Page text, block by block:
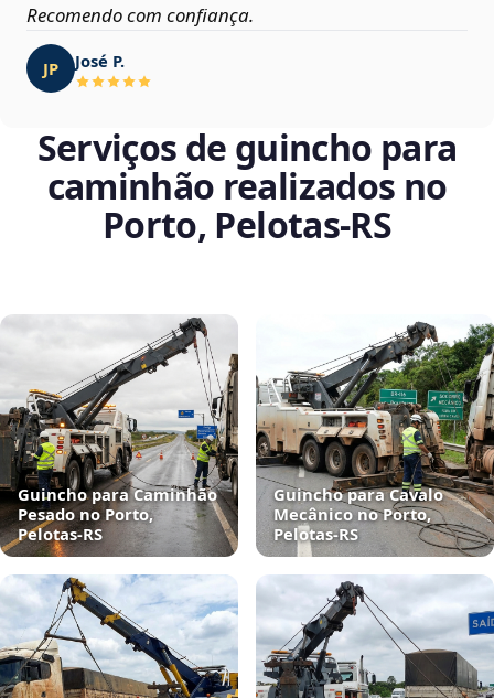
Recomendo com confiança.
JP José P.
Serviços de guincho para
caminhão realizados no
Porto, Pelotas‑RS
Guincho para Caminhão
Pesado no Porto,
Pelotas‑RS
Guincho para Cavalo
Mecânico no Porto,
Pelotas‑RS